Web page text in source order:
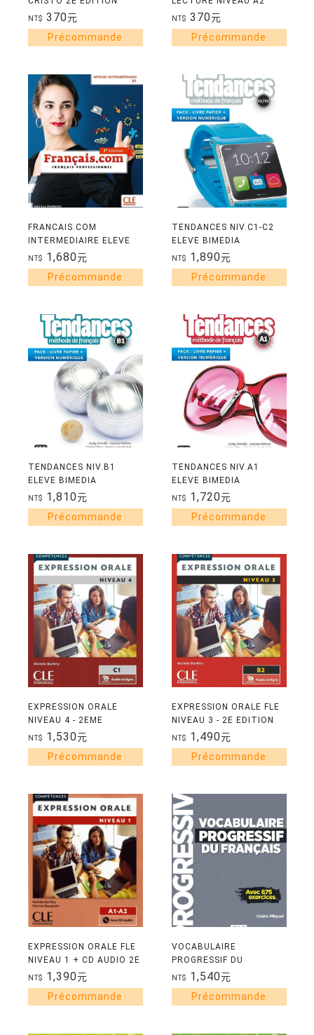
NT$ 370元 NT$ 370元
FRANCAIS.COM
INTERMEDIAIRE ELEVE
3EME EDITION
NT$ 1,680元
TENDANCES NIV.C1-C2
ELEVE BIMEDIA
METHODE DE FRANCAIS
NT$ 1,890元
TENDANCES NIV.B1
ELEVE BIMEDIA
NT$ 1,810元
TENDANCES NIV.A1
ELEVE BIMEDIA
NT$ 1,720元
EXPRESSION ORALE
NIVEAU 4 - 2EME
EDITION
NT$ 1,530元
EXPRESSION ORALE FLE
NIVEAU 3 - 2E EDITION
NT$ 1,490元
EXPRESSION ORALE FLE
NIVEAU 1 + CD AUDIO 2E
EDITION
NT$ 1,390元
VOCABULAIRE
PROGRESSIF DU
FRANCAIS C1 C2
PERFECTIONNEMENT
NT$ 1,540元